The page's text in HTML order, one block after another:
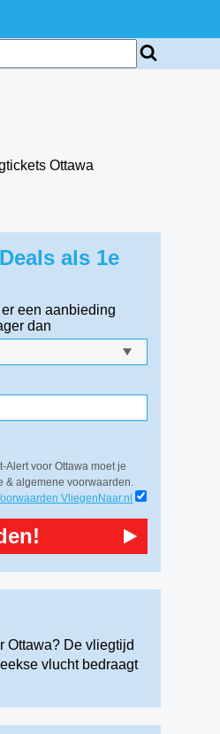
Ottawa
als 1e
een aanbieding
dan
Alert voor Ottawa moet je
& algemene voorwaarden.
VliegenNaar.nl
Ottawa? De vliegtijd
vlucht bedraagt